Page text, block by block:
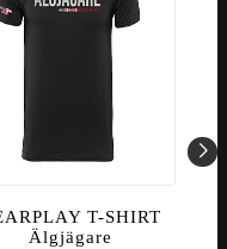
T-SHIRT
Älgjägare